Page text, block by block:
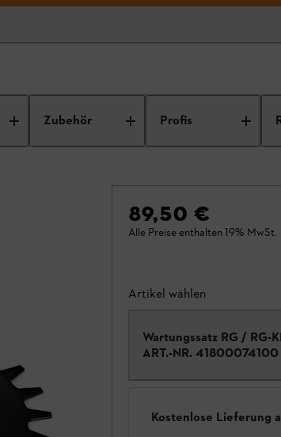
Zubehör Profis
89,50 €
Alle Preise enthalten 19% MwSt.
Artikel wählen
Wartungssatz RG / RG-
ART.-NR. 41800074100
Kostenlose Lieferung